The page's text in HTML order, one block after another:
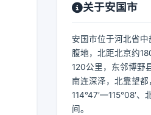
关于安国市
安国市位于河北省
腹地，北距北京约
120公里，东邻博野
南连深泽，北靠望
114°47′—115°08′、
间。